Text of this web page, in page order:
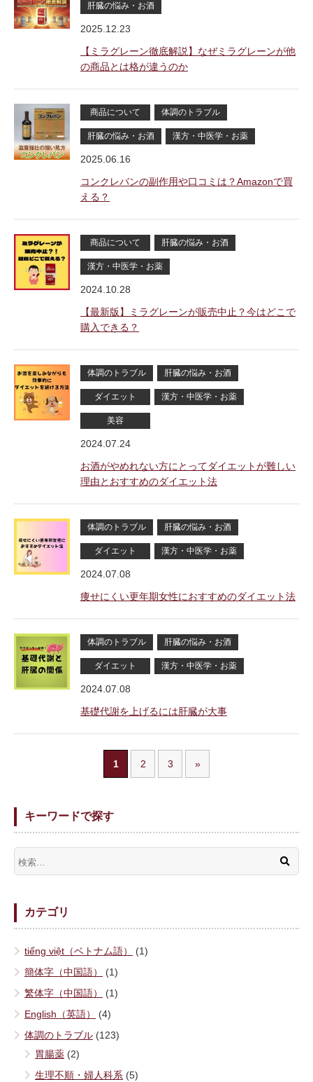
肝臓の悩み・お酒
2025.12.23
【ミラグレーン徹底解説】なぜミラグレーンが他
の商品とは格が違うのか
商品について 体調のトラブル
肝臓の悩み・お酒 漢方・中医学・お薬
2025.06.16
コンクレバンの副作用や口コミは？Amazonで買
える？
商品について 肝臓の悩み・お酒
漢方・中医学・お薬
2024.10.28
【最新版】ミラグレーンが販売中止？今はどこで
購入できる？
体調のトラブル 肝臓の悩み・お酒
ダイエット 漢方・中医学・お薬
美容
2024.07.24
お酒がやめれない方にとってダイエットが難しい
理由とおすすめのダイエット法
体調のトラブル 肝臓の悩み・お酒
ダイエット 漢方・中医学・お薬
2024.07.08
痩せにくい更年期女性におすすめのダイエット法
体調のトラブル 肝臓の悩み・お酒
ダイエット 漢方・中医学・お薬
2024.07.08
基礎代謝を上げるには肝臓が大事
1 2 3 »
キーワードで探す
カテゴリ
tiếng việt（ベトナム語）
(1)
簡体字（中国語）
(1)
繁体字（中国語）
(1)
English（英語）
(4)
体調のトラブル (123)
胃腸薬 (2)
生理不順・婦人科系 (5)